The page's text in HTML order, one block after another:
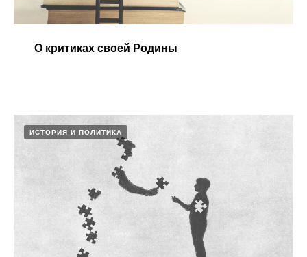
О критиках своей Родины
ИСТОРИЯ И ПОЛИТИКА